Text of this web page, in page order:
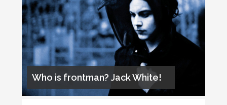
Who is frontman? Jack White!